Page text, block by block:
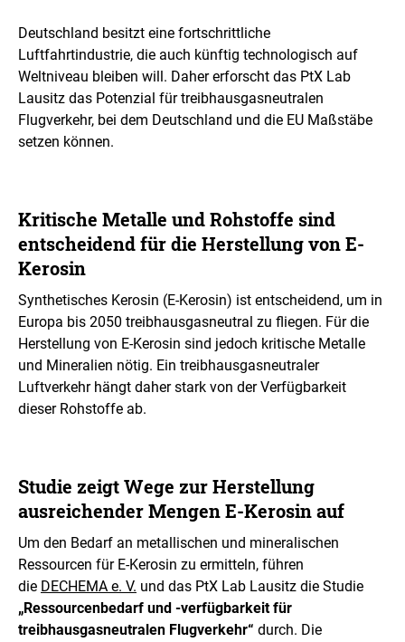
r
g
r
ö
ß
e
r
t
a
r
s
t
l
l
u
n
g
Deutschland besitzt eine fortschrittliche
Luftfahrtindustrie, die auch künftig technologisch auf
Weltniveau bleiben will. Daher erforscht das PtX Lab
Lausitz das Potenzial für treibhausgasneutralen
Flugverkehr, bei dem Deutschland und die EU Maßstäbe
setzen können.
Kritische Metalle und Rohstoffe sind
entscheidend für die Herstellung von E-
Kerosin
Synthetisches Kerosin (E-Kerosin) ist entscheidend, um in
Europa bis 2050 treibhausgasneutral zu fliegen. Für die
Herstellung von E-Kerosin sind jedoch kritische Metalle
und Mineralien nötig. Ein treibhausgasneutraler
Luftverkehr hängt daher stark von der Verfügbarkeit
dieser Rohstoffe ab.
Studie zeigt Wege zur Herstellung
ausreichender Mengen E-Kerosin auf
­­­Um den Bedarf an metallischen und mineralischen
Ressourcen für E-Kerosin zu ermitteln, führen
die DECHEMA e. V. und das PtX Lab Lausitz die Studie
„Ressourcenbedarf und -verfügbarkeit für
treibhausgasneutralen Flugverkehr“ durch. Die